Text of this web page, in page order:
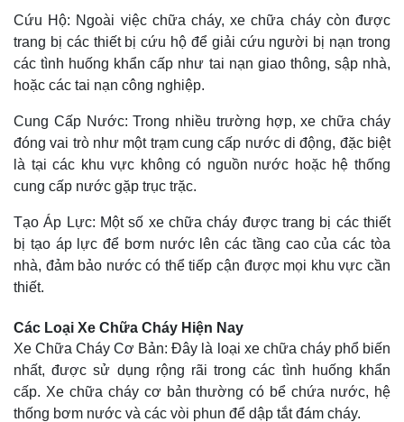
Cứu Hộ: Ngoài việc chữa cháy, xe chữa cháy còn được
trang bị các thiết bị cứu hộ để giải cứu người bị nạn trong
các tình huống khẩn cấp như tai nạn giao thông, sập nhà,
hoặc các tai nạn công nghiệp.
Cung Cấp Nước: Trong nhiều trường hợp, xe chữa cháy
đóng vai trò như một trạm cung cấp nước di động, đặc biệt
là tại các khu vực không có nguồn nước hoặc hệ thống
cung cấp nước gặp trục trặc.
Tạo Áp Lực: Một số xe chữa cháy được trang bị các thiết
bị tạo áp lực để bơm nước lên các tầng cao của các tòa
nhà, đảm bảo nước có thể tiếp cận được mọi khu vực cần
thiết.
Các Loại Xe Chữa Cháy Hiện Nay
Xe Chữa Cháy Cơ Bản: Đây là loại xe chữa cháy phổ biến
nhất, được sử dụng rộng rãi trong các tình huống khẩn
cấp. Xe chữa cháy cơ bản thường có bể chứa nước, hệ
thống bơm nước và các vòi phun để dập tắt đám cháy.